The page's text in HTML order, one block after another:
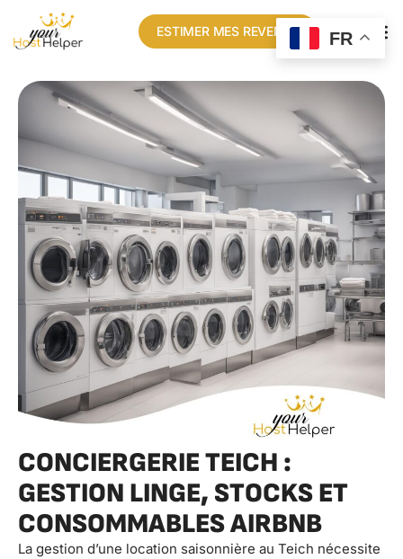
ESTIMER MES REVENUS
CONCIERGERIE TEICH :
GESTION LINGE, STOCKS ET
CONSOMMABLES AIRBNB
La gestion d’une location saisonnière au Teich nécessite
FR